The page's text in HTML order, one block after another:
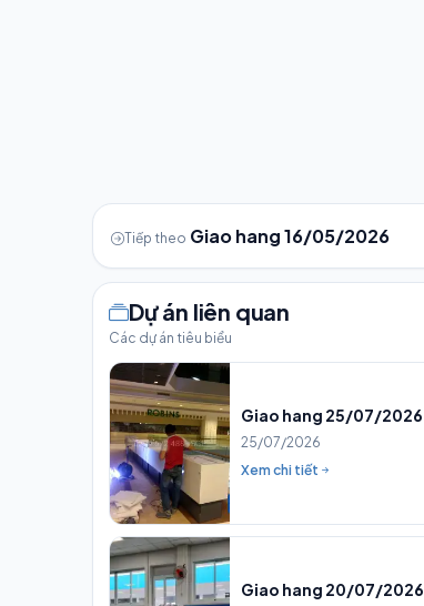
Tiếp theo Giao hang 16/05/2026
Dự án liên quan
Các dự án tiêu biểu
Giao hang 25/07/2026
25/07/2026
Xem chi tiết
Giao hang 20/07/2026